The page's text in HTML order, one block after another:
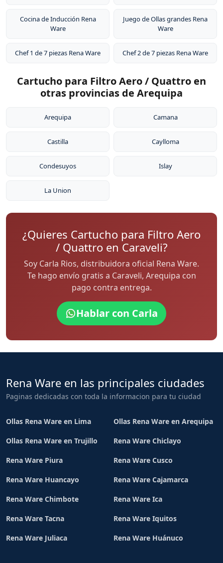
Cocina de Inducción Rena
Ware
Juego de Ollas grandes Rena
Ware
Chef 1 de 7 piezas Rena Ware Chef 2 de 7 piezas Rena Ware
Cartucho para Filtro Aero / Quattro en
otras provincias de Arequipa
Arequipa Camana
Castilla Caylloma
Condesuyos Islay
La Union
¿Quieres Cartucho para Filtro Aero
/ Quattro en Caraveli?
Soy Carla Rios, distribuidora oficial Rena Ware.
Te hago envío gratis a Caraveli, Arequipa con
pago contra entrega.
Hablar con Carla
Rena Ware en las principales ciudades
Paginas dedicadas con toda la informacion para tu ciudad
Ollas Rena Ware en Lima Ollas Rena Ware en Arequipa
Ollas Rena Ware en Trujillo Rena Ware Chiclayo
Rena Ware Piura Rena Ware Cusco
Rena Ware Huancayo Rena Ware Cajamarca
Rena Ware Chimbote Rena Ware Ica
Rena Ware Tacna Rena Ware Iquitos
Rena Ware Juliaca Rena Ware Huánuco